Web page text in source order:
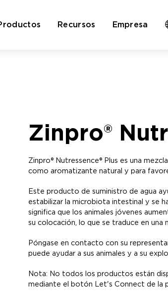
Recursos Empresa
Zinpro®
Zinpro® Nutressence® Plus es una
como aromatizante natural y para
Este producto de suministro de agua
estabilizar la microbiota intestinal y se
significa que los animales jóvenes
su colocación, lo que se traduce en una
Póngase en contacto con su
puede ayudar a sus animales y a su
Nota: No todos los productos están
mediante el botón Let's Connect de la